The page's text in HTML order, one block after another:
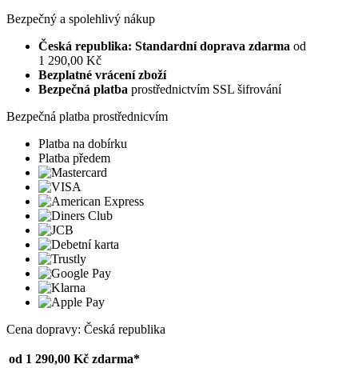
Bezpečný a spolehlivý nákup
Česká republika: Standardní doprava zdarma od
1 290,00 Kč
Bezplatné vrácení zboží
Bezpečná platba prostřednictvím SSL šifrování
Bezpečná platba prostřednicvím
Platba na dobírku
Platba předem
Cena dopravy: Česká republika
od 1 290,00 Kč zdarma*